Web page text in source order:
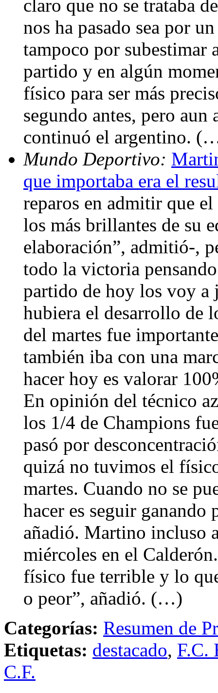
claro que no se trataba
nos ha pasado sea por
tampoco por subestimar
partido y en algún
físico para ser más
segundo antes, pero
continuó el argentino.
Mundo Deportivo:
que importaba era el
reparos en admitir que
los más brillantes de su
elaboración”, admitió-,
todo la victoria
partido de hoy los voy a
hubiera el desarrollo de
del martes fue
también iba con una
hacer hoy es valorar
En opinión del técnico
los 1/4 de Champions
pasó por
quizá no tuvimos el
martes. Cuando no se
hacer es seguir
añadió. Martino incluso
miércoles en el
físico fue terrible y lo
o peor”, añadió. (…)
Categorías: Resumen de
Etiquetas: destacado, F.C.
C.F.